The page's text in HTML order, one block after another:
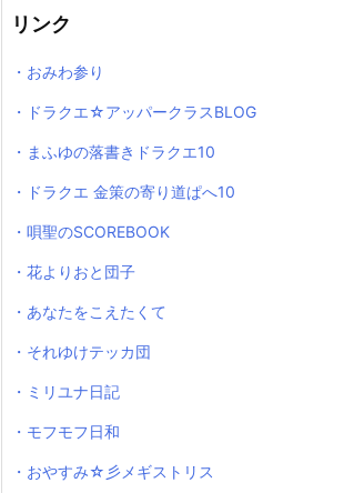
リンク
・おみわ参り
・ドラクエ☆アッパークラスBLOG
・まふゆの落書きドラクエ10
・ドラクエ 金策の寄り道ぱへ10
・唄聖のSCOREBOOK
・花よりおと団子
・あなたをこえたくて
・それゆけテッカ団
・ミリユナ日記
・モフモフ日和
・おやすみ☆彡メギストリス